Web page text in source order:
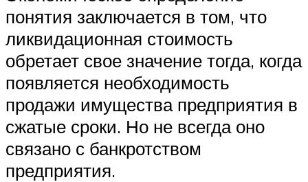
понятия заключается в том, что
ликвидационная стоимость
обретает свое значение тогда, когда
появляется необходимость
продажи имущества предприятия в
сжатые сроки. Но не всегда оно
связано с банкротством
предприятия.